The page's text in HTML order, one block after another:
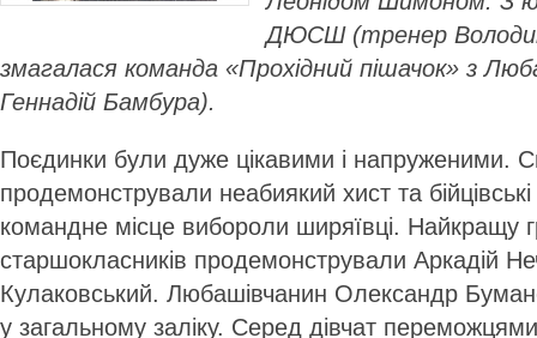
ДЮСШ (тренер
змагалася команда «Прохідний пішачок» з
Геннадій Бамбура).
Поєдинки були дуже цікавими і напруженими.
продемонстрували неабиякий хист та
командне місце вибороли ширяївці. Найкращу
старшокласників продемонстрували Аркадій
Кулаковський. Лю­ба­шівчанин Олек­сандр
у загальному заліку. Серед дівчат